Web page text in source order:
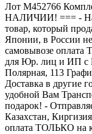
Лот M452766
НАЛИЧИИ! === - На
товар, который
Японии, в России
самовывозе
для Юр. лиц и ИП с
Полярная, 113
Доставка в другие
удобной Вам
подарок! -
Казахстан,
оплата ТОЛЬКО на